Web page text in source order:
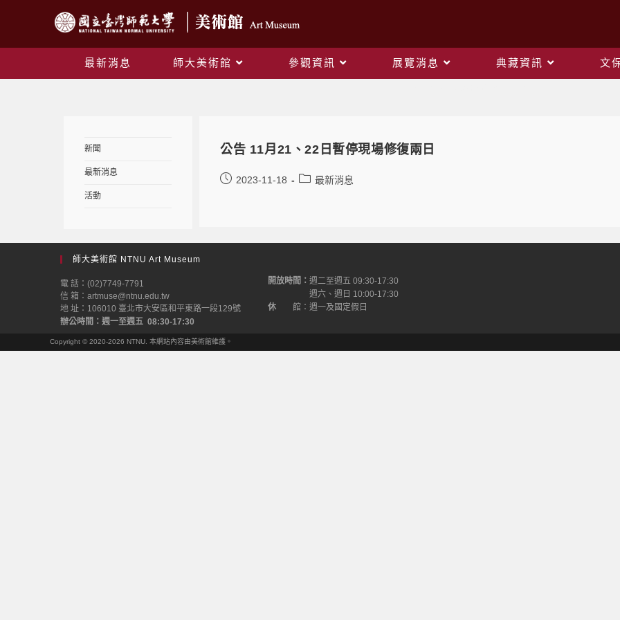
最新消息 師大美術館 參觀資訊 展覽消息 典藏資訊 文
新聞
最新消息
活動
公告 11月21、22日暫停現場修復兩日
2023-11-18 最新消息
師大美術館 NTNU Art Museum
電 話：(02)7749-7791
信 箱：artmuse@ntnu.edu.tw
地 址：106010 臺北市大安區和平東路一段129號
辦公時間：週一至週五 08:30-17:30
開放時間： 週二至週五 09:30-17:30
週六、週日 10:00-17:30
休 館：週一及國定假日
Copyright © 2020-2026 NTNU. 本網站內容由美術館維護。